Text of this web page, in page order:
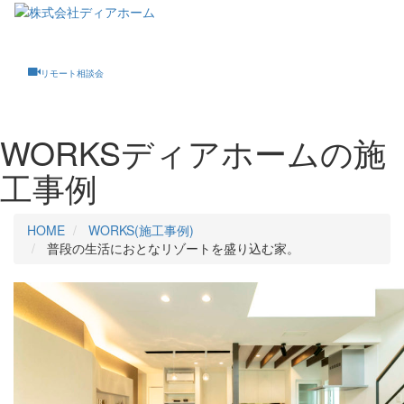
リモート相談会
WORKSディアホームの施
工事例
HOME
WORKS(施工事例)
普段の生活におとなリゾートを盛り込む家。